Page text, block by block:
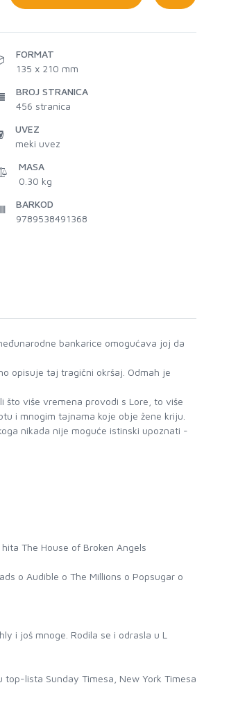
FORMAT
135 x 210 mm
BROJ STRANICA
456 stranica
UVEZ
meki uvez
MASA
0.30 kg
BARKOD
9789538491368
bankarice omogućava joj da
opisuje taj tragični okršaj. Odmah je
što više vremena provodi s Lore, to više
i mnogim tajnama koje obje žene kriju.
nikada nije moguće istinski upoznati -
The House of Broken Angels
o Audible o The Millions o Popsugar o
i još mnoge. Rodila se i odrasla u L
lista Sunday Timesa, New York Timesa